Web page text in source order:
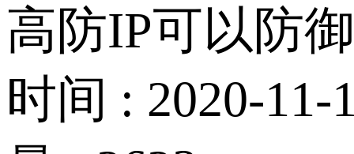
高防IP可以防
时间 : 2020-11-